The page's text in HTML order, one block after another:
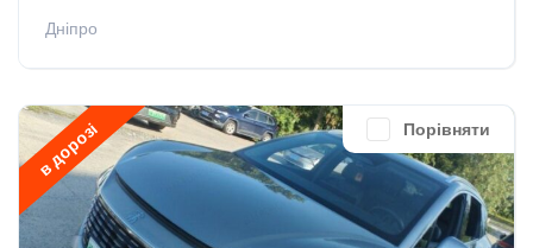
Дніпро
Порівняти
в дорозі